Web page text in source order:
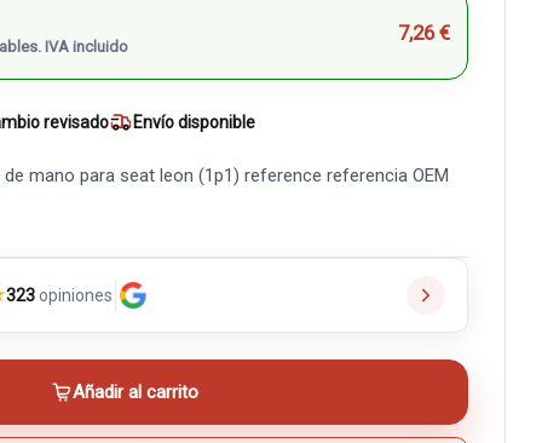
IVA incluido
7,26 €
revisado Envío disponible
mano para seat leon (1p1) reference referencia OEM
323opiniones
Añadir al carrito